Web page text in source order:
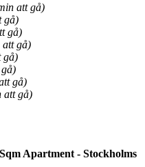
att gå)
gå)
gå)
att gå)
gå)
gå)
att gå)
Apartment - Stockholms